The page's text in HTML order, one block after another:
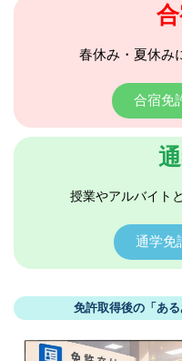
春休み・夏休み
合宿免
授業やアルバイト
通学免
免許取得後の「あ